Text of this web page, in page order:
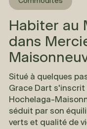
Habiter au
dans
Situé à quelques
Grace Dart s'inscrit
Hochelaga-
séduit par son
verts et qualité de